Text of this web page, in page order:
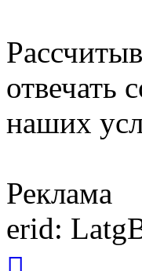
отвечать
наших
Реклама
erid: